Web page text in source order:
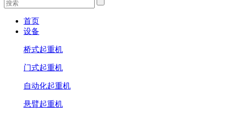
首页
设备
桥式起重机
门式起重机
自动化起重机
悬臂起重机